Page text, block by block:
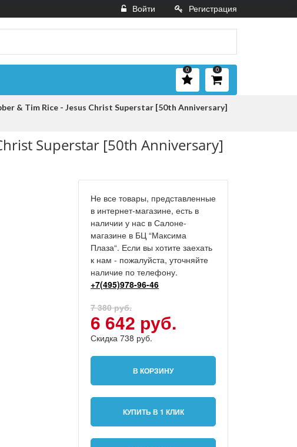
Войти Регистрация
0
0
& Tim Rice - Jesus Christ Superstar [50th Anniversary]
Superstar [50th Anniversary]
Не все товары, представленные
в интернет-магазине, есть в
наличии у нас в Салоне-
магазине в БЦ “Максима
Плаза“. Если вы хотите заехать
к нам - пожалуйста, уточняйте
наличие по телефону.
+7(495)978-96-46
7 380 руб.
6 642 руб.
Скидка 738 руб.
В КОРЗИНУ
КУПИТЬ В 1 КЛИК